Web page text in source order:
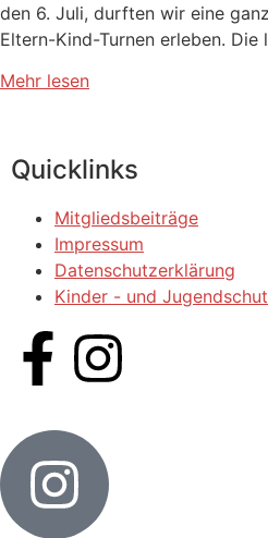
den 6. Juli, durften wir eine
Eltern-Kind-Turnen erleben. Die
Mehr lesen
Quicklinks
Mitgliedsbeiträge
Impressum
Datenschutzerklärung
Kinder - und